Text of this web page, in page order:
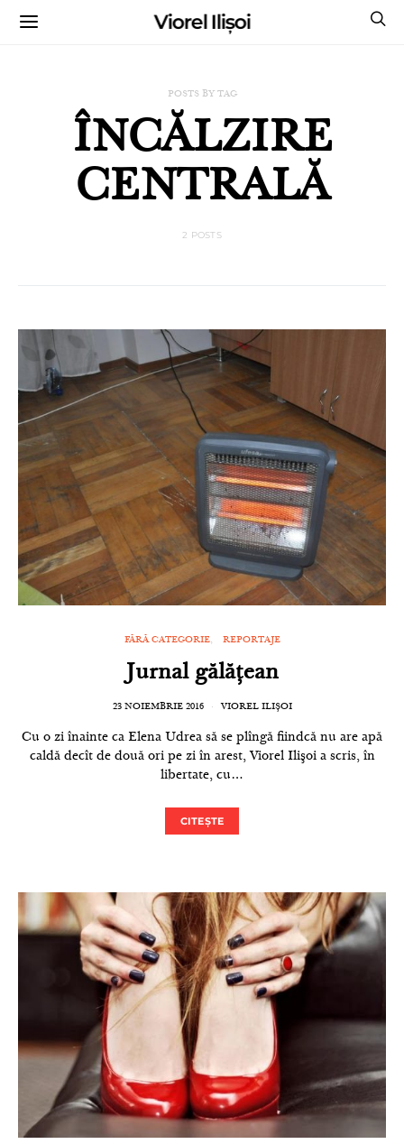
Viorel Ilișoi
POSTS BY TAG
ÎNCĂLZIRE
CENTRALĂ
2 POSTS
FĂRĂ CATEGORIE REPORTAJE
Jurnal gălățean
23 NOIEMBRIE 2016 VIOREL ILIȘOI
Cu o zi înainte ca Elena Udrea să se plîngă fiindcă nu are apă
caldă decît de două ori pe zi în arest, Viorel Ilişoi a scris, în
libertate, cu…
CITEȘTE
CUMPĂRĂ CĂRȚILE MELE CU AUTOGRAF